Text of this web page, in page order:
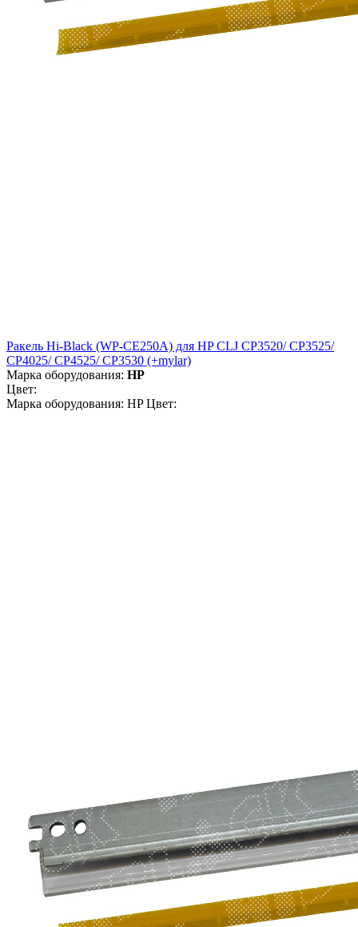
Ракель Hi-Black (WP-CE250A) для HP CLJ CP3520/ CP3525/
CP4025/ CP4525/ CP3530 (+mylar)
Марка оборудования: HP
Цвет:
Марка оборудования: HP Цвет: